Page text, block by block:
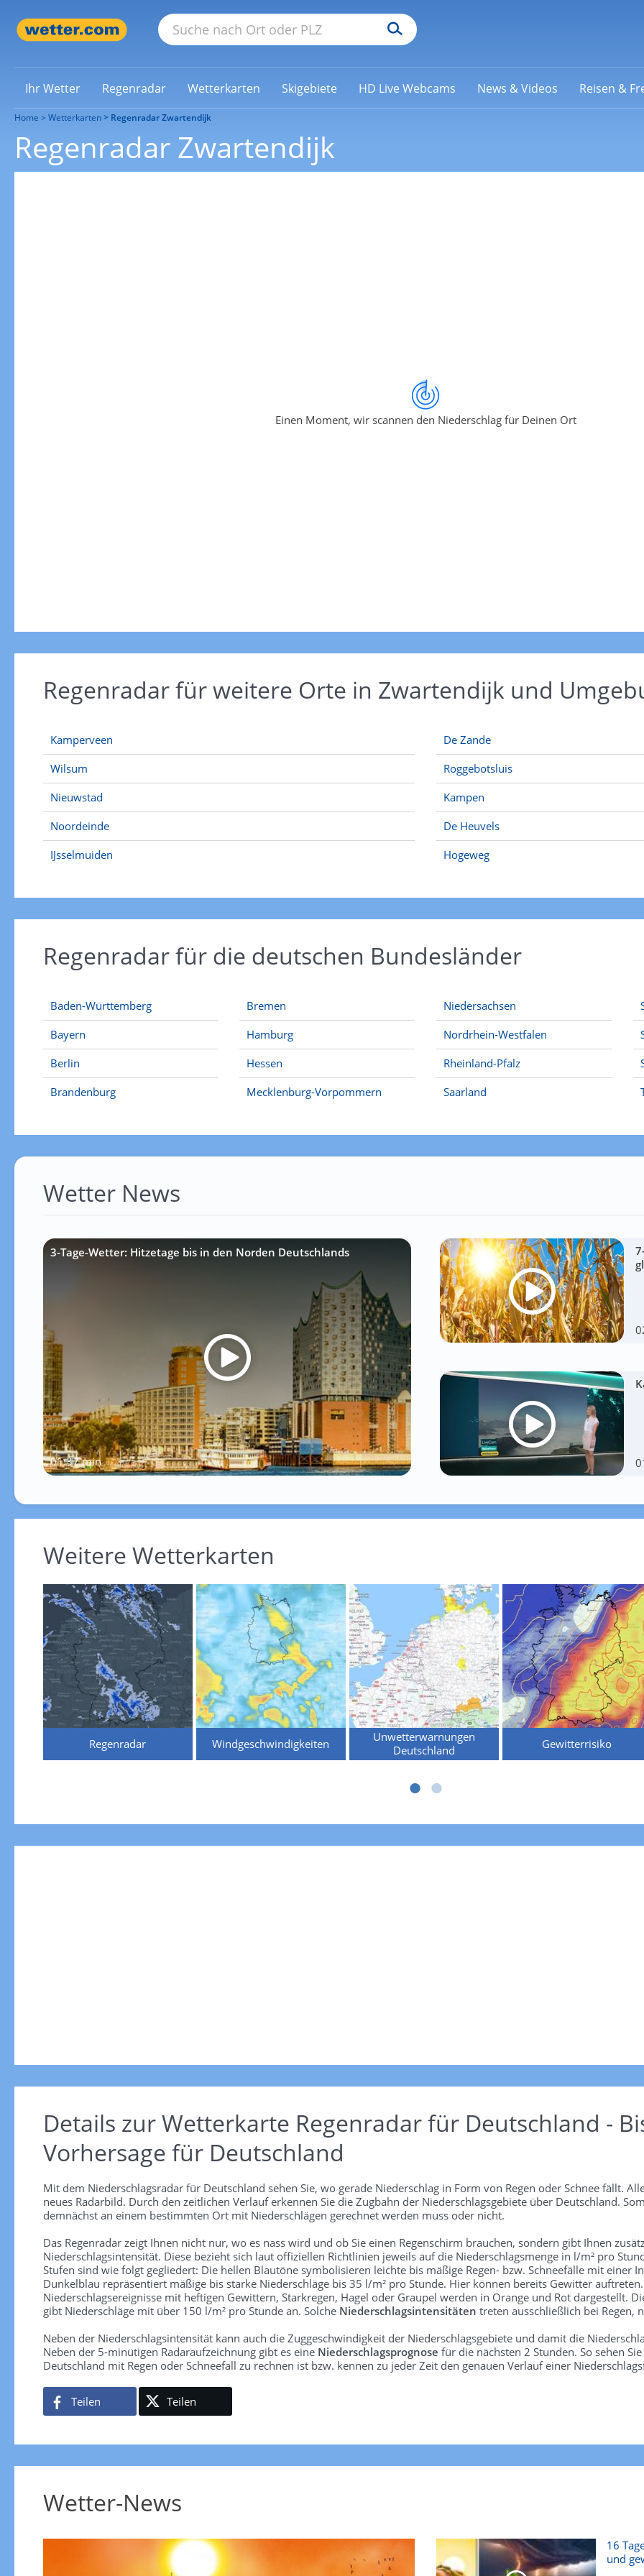
Ihr Wetter Regenradar Wetterkarten Skigebiete HD Live Webcams News & Videos Reisen &
Home Wetterkarten Regenradar Zwartendijk
Regenradar Zwartendijk
Einen Moment, wir scannen den Niederschlag für Deinen Ort
Regenradar für weitere Orte in Zwartendijk und
Kamperveen
Wilsum
Nieuwstad
Noordeinde
IJsselmuiden
De Zande
Roggebotsluis
Kampen
De Heuvels
Hogeweg
Regenradar für die deutschen Bundesländer
Baden-Württemberg
Bayern
Berlin
Brandenburg
Bremen
Hamburg
Hessen
Mecklenburg-Vorpommern
Niedersachsen
Nordrhein-Westfalen
Rheinland-Pfalz
Saarland
Wetter News
3-Tage-Wetter: Hitzetage bis in den Norden Deutschlands
01:37 min
Weitere Wetterkarten
Regenradar Windgeschwindigkeiten
Unwetterwarnungen
Deutschland
Gewitterrisiko
Details zur Wetterkarte Regenradar für Deutschland -
Vorhersage für Deutschland
Mit dem Niederschlagsradar für Deutschland sehen Sie, wo gerade Niederschlag in Form von Regen oder Schnee fällt.
neues Radarbild. Durch den zeitlichen Verlauf erkennen Sie die Zugbahn der Niederschlagsgebiete über Deutschland.
demnächst an einem bestimmten Ort mit Niederschlägen gerechnet werden muss oder nicht.
Das Regenradar zeigt Ihnen nicht nur, wo es nass wird und ob Sie einen Regenschirm brauchen, sondern gibt Ihnen
Niederschlagsintensität. Diese bezieht sich laut offiziellen Richtlinien jeweils auf die Niederschlagsmenge in l/m² pro
Stufen sind wie folgt gegliedert: Die hellen Blautöne symbolisieren leichte bis mäßige Regen- bzw. Schneefälle mit einer
Dunkelblau repräsentiert mäßige bis starke Niederschläge bis 35 l/m² pro Stunde. Hier können bereits Gewitter
Niederschlagsereignisse mit heftigen Gewittern, Starkregen, Hagel oder Graupel werden in Orange und Rot dargestellt.
gibt Niederschläge mit über 150 l/m² pro Stunde an. Solche Niederschlagsintensitäten treten ausschließlich bei Regen,
Neben der Niederschlagsintensität kann auch die Zuggeschwindigkeit der Niederschlagsgebiete und damit die
Neben der 5-minütigen Radaraufzeichnung gibt es eine Niederschlagsprognose für die nächsten 2 Stunden. So sehen
Deutschland mit Regen oder Schneefall zu rechnen ist bzw. kennen zu jeder Zeit den genauen Verlauf einer
Teilen Teilen
Wetter-News
16
und